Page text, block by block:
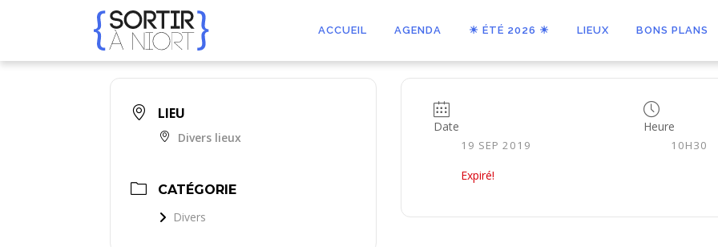
ACCUEIL AGENDA ☀ ÉTÉ 2026 ☀ LIEUX BONS PLANS
LIEU
Divers lieux
CATÉGORIE
Divers
Date
19 SEP 2019
Expiré!
Heure
10H30